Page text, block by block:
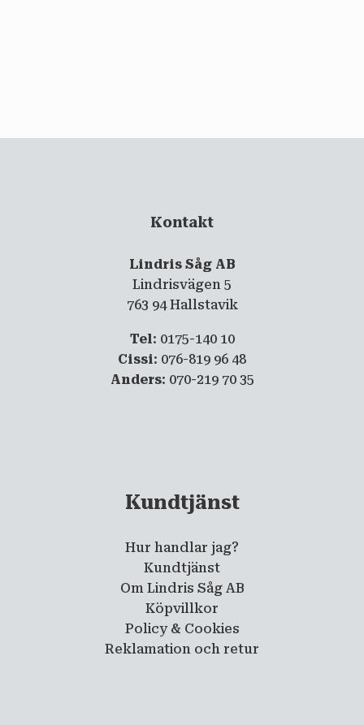
Kontakt
Lindris Såg AB
Lindrisvägen 5
763 94 Hallstavik
Tel: 0175-140 10
Cissi: 076-819 96 48
Anders: 070-219 70 35
Kundtjänst
Hur handlar jag?
Kundtjänst
Om Lindris Såg AB
Köpvillkor
Policy & Cookies
Reklamation och retur